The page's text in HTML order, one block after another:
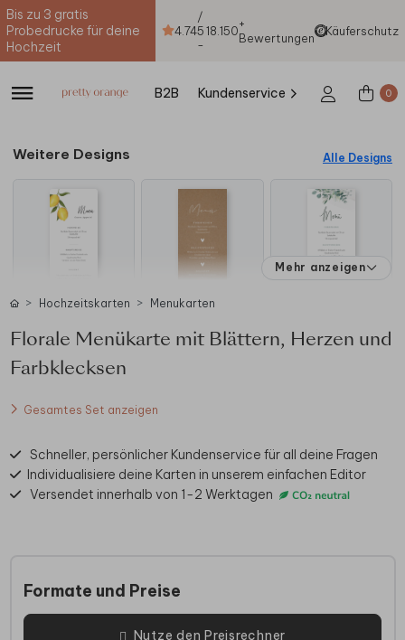
Bis zu 3 gratis
Probedrucke für deine
Hochzeit
4.74
/
5
-
18.150+
Bewertungen
Käuferschutz
B2B Kundenservice 0
Weitere Designs Alle Designs
Mehr anzeigen
Hochzeitskarten Menukarten
Florale Menükarte mit Blättern, Herzen und
Farbklecksen
Gesamtes Set anzeigen
Schneller, persönlicher Kundenservice für all deine Fragen
Individualisiere deine Karten in unserem einfachen Editor
Versendet innerhalb von 1-2 Werktagen
Formate und Preise
Nutze den Preisrechner